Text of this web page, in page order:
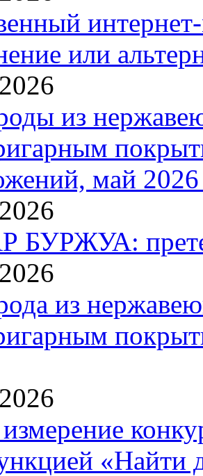
или
из
май 2026
БУРЖУА:
из
«Найти